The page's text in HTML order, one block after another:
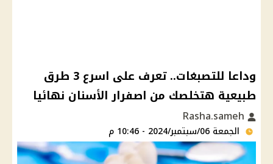
وداعا للتصبغات.. تعرف على اسرع 3 طرق
طبيعية هتخلصك من اصفرار الأسنان نهائيا
الجمعة 06/سبتمبر/2024 - 10:46 م